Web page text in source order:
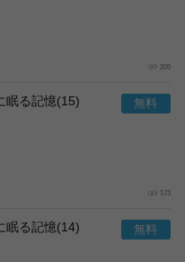
200
眠る記憶(15)
173
眠る記憶(14)